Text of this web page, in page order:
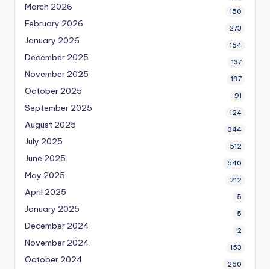
March 2026 150
February 2026 273
January 2026 154
December 2025 137
November 2025 197
October 2025 91
September 2025 124
August 2025 344
July 2025 512
June 2025 540
May 2025 212
April 2025 5
January 2025 5
December 2024 2
November 2024 153
October 2024 260